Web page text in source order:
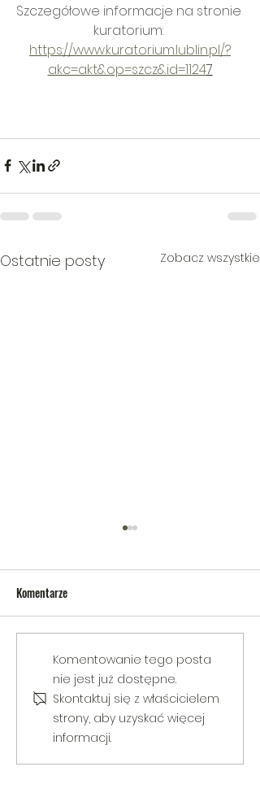
Szczegółowe informacje na stronie
kuratorium:
https://www.kuratorium.lublin.pl/?
akc=akt&op=szcz&id=11247
Ostatnie posty Zobacz wszystkie
V Gminny Turniej Szachowy o
Puchar Burmistrza Bełżyc
Komentarze
Komentowanie tego posta
nie jest już dostępne.
Skontaktuj się z właścicielem
strony, aby uzyskać więcej
informacji.